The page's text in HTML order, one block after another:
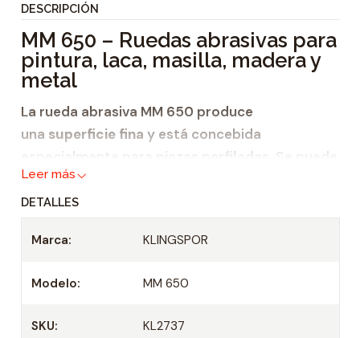
i
d
a
d
DESCRIPCIÓN
MM 650 – Ruedas abrasivas para
pintura, laca, masilla, madera y
metal
La rueda abrasiva MM 650 produce
una superficie fina y está concebida
especialmente para
piezas perfiladas
. Se puede
utilizar en
pintura,
laca,
madera y
Leer más
DETALLES
Marca: KLINGSPOR
Modelo: MM 650
SKU: KL2737